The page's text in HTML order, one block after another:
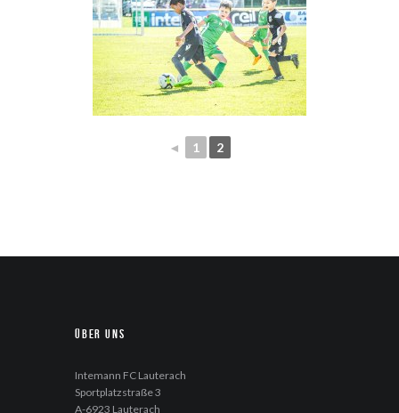
◄ 1 2
Über uns
Intemann FC Lauterach
Sportplatzstraße 3
A-6923 Lauterach